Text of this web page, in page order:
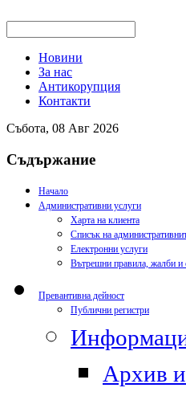
Новини
За нас
Антикорупция
Контакти
Събота, 08 Авг 2026
Съдържание
Начало
Административни услуги
Харта на клиента
Списък на
Електронни услуги
Вътрешни правила, жалби и
Превантивна дейност
Публични регистри
Архив